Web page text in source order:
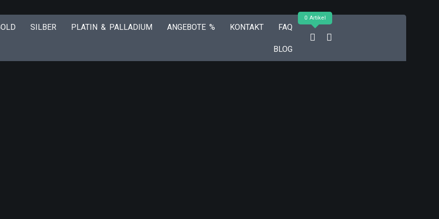
SILBER PLATIN & PALLADIUM ANGEBOTE % KONTAKT FAQ
BLOG
0 Artikel